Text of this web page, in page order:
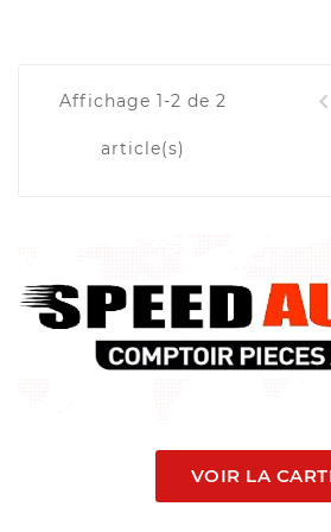
Affichage 1-2 de 2
article(s)

VOIR LA